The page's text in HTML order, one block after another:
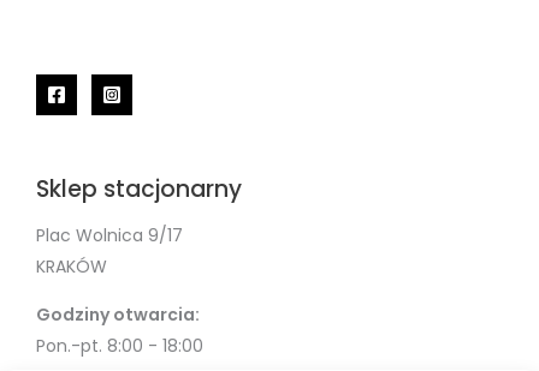
Sklep stacjonarny
Plac Wolnica 9/17
KRAKÓW
Godziny otwarcia:
Pon.-pt. 8:00 - 18:00